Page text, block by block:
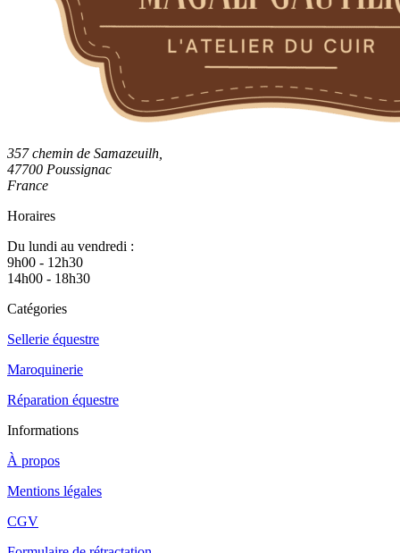
357 chemin de Samazeuilh,
47700 Poussignac
France
Horaires
Du lundi au vendredi :
9h00 - 12h30
14h00 - 18h30
Catégories
Sellerie équestre
Maroquinerie
Réparation équestre
Informations
À propos
Mentions légales
CGV